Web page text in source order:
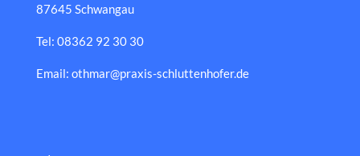
87645 Schwangau
Tel: 08362 92 30 30
Email: othmar@praxis-schluttenhofer.de